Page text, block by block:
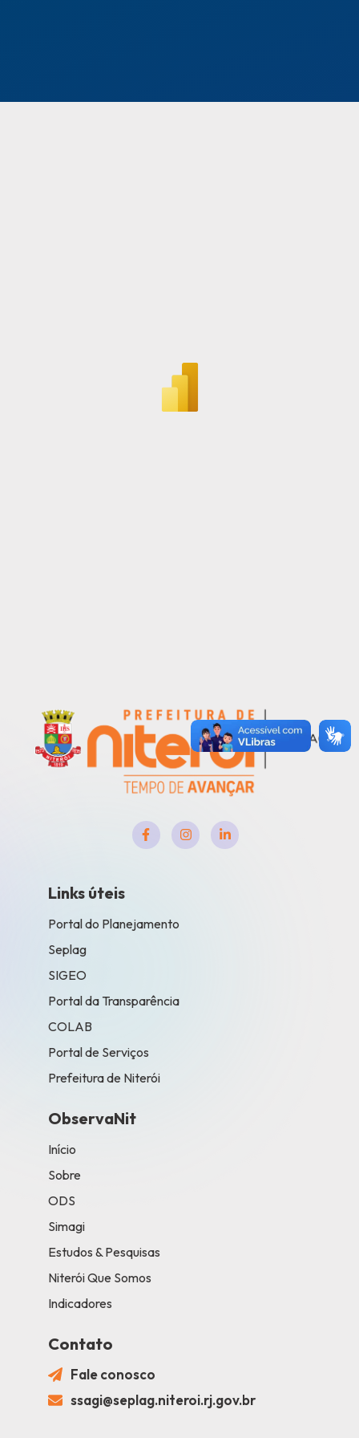
Links úteis
Portal do Planejamento
Seplag
SIGEO
Portal da Transparência
COLAB
Portal de Serviços
Prefeitura de Niterói
ObservaNit
Início
Sobre
ODS
Simagi
Estudos & Pesquisas
Niterói Que Somos
Indicadores
Contato
Fale conosco
ssagi@seplag.niteroi.rj.gov.br